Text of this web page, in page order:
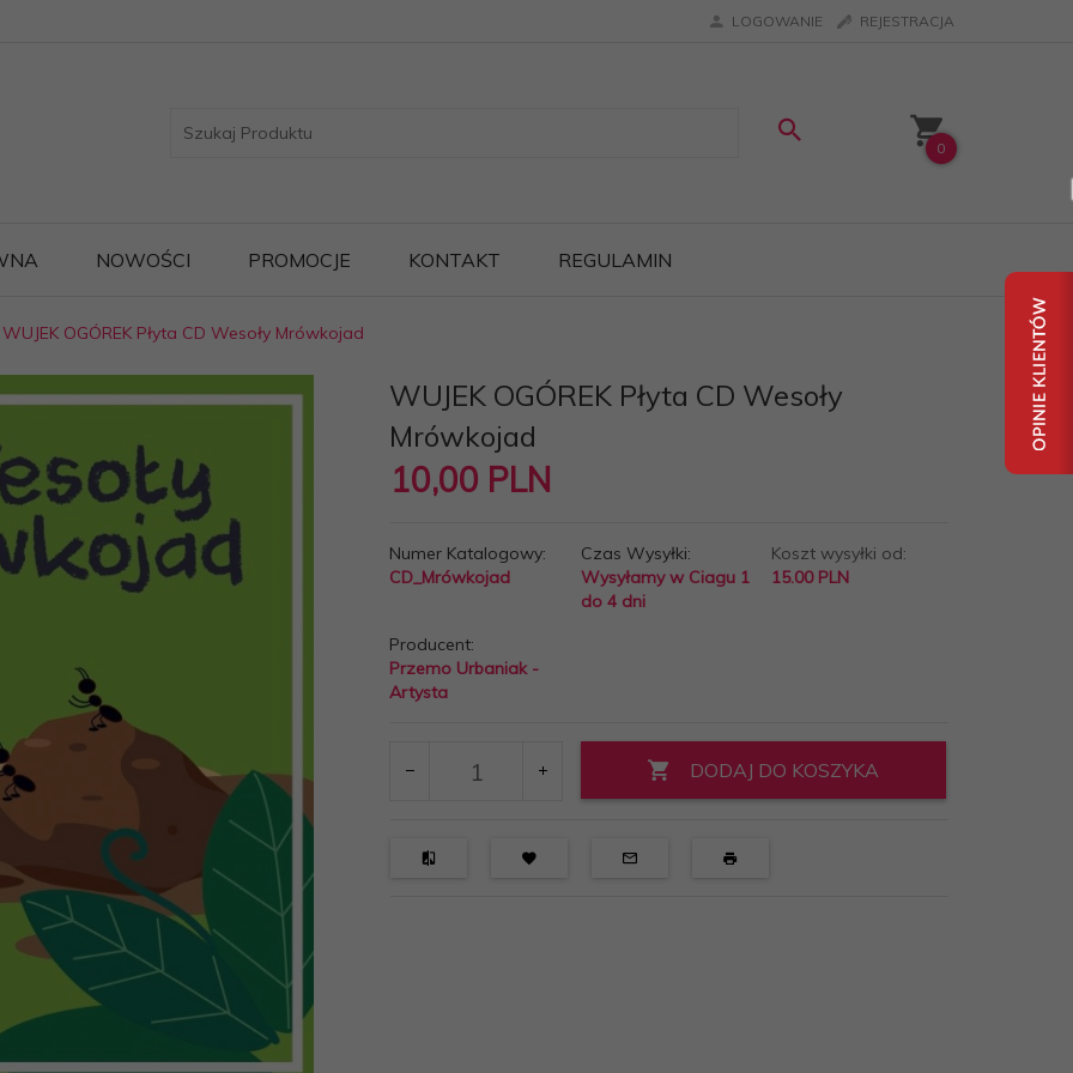
LOGOWANIE REJESTRACJA
0
NOWOŚCI PROMOCJE KONTAKT REGULAMIN
WUJEK OGÓREK Płyta CD Wesoły Mrówkojad
WUJEK OGÓREK Płyta CD Wesoły
Mrówkojad
10,00 PLN
Numer Katalogowy:
CD_Mrówkojad
Czas Wysyłki:
Wysyłamy w Ciagu 1
do 4 dni
Koszt wysyłki od:
15.00 PLN
Producent:
Przemo Urbaniak -
Artysta
DODAJ DO KOSZYKA